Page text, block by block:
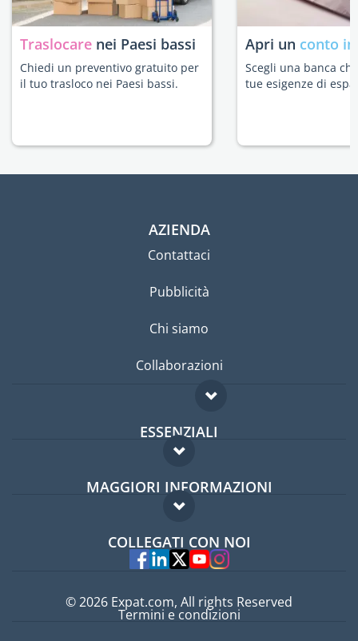
Traslocare nei Paesi bassi
Chiedi un preventivo gratuito per
il tuo trasloco nei Paesi bassi.
Apri un conto
Scegli una banca
tue esigenze di
AZIENDA
Contattaci
Pubblicità
Chi siamo
Collaborazioni
ESSENZIALI
Forum per expat
Guida per expat
MAGGIORI INFORMAZIONI
Domande frequenti
Esperti
COLLEGATI CON NOI
© 2026 Expat.com, All rights Reserved
Termini e condizioni